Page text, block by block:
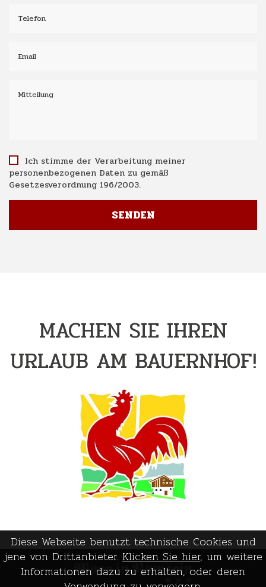
Diese Webseite benutzt technische Cookies und
jene von Drittanbieter. Klicken Sie hier, um weitere
Informationen dazu zu erhalten, oder deren
Ich stimme der Verarbeitung meiner
personenbezogenen Daten zu gemäß
Gesetzesverordnung 196/2003.
MACHEN SIE IHREN
URLAUB AM BAUERNHOF!